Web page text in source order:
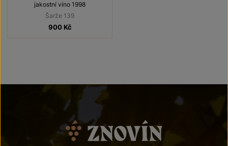
jakostní víno 1998
Šarže 139
900 Kč